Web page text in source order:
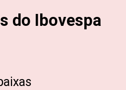
do Ibovespa